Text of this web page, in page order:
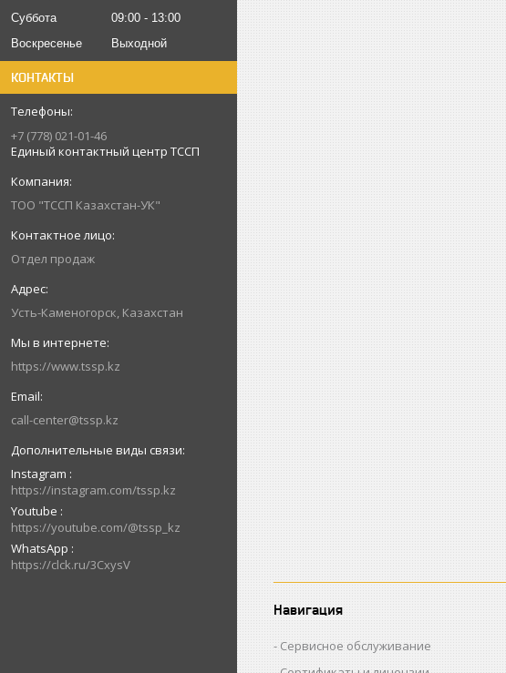
Суббота
09:00
13:00
Воскресенье
Выходной
КОНТАКТЫ
+7 (778) 021-01-46
Единый контактный центр ТССП
ТОО "ТССП Казахстан-УК"
Отдел продаж
Усть-Каменогорск, Казахстан
https://www.tssp.kz
call-center@tssp.kz
Instagram
https://instagram.com/tssp.kz
Youtube
https://youtube.com/@tssp_kz
WhatsApp
https://clck.ru/3CxysV
Навигация
Сервисное обслуживание